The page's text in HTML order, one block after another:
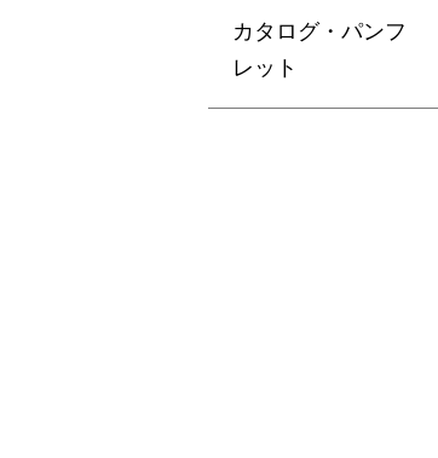
カタログ・パンフ
レット